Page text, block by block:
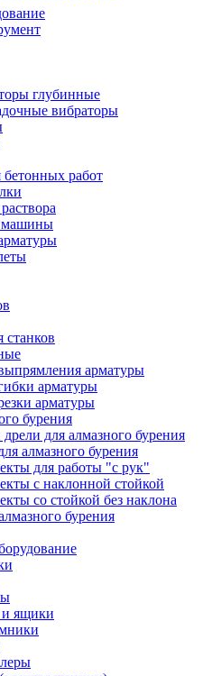
глубинные
вибраторы
работ
машины
станков
арматуры
арматуры
арматуры
бурения
для алмазного бурения
алмазного бурения
для работы "с рук"
с наклонной стойкой
со стойкой без наклона
бурения
ящики